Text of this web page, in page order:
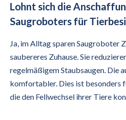
Lohnt sich die
Saugroboters für
Ja, im Alltag sparen Saugroboter
saubereres Zuhause. Sie
regelmäßigem Staubsaugen. Die
komfortabler. Dies ist besonders
die den Fellwechsel ihrer Tiere